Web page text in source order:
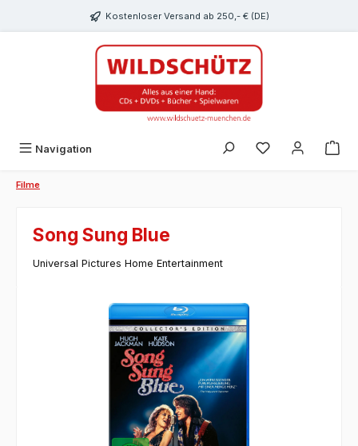
Kostenloser Versand ab 250,- € (DE)
Navigation Du hast 0
Filme
Song Sung Blue
Universal Pictures Home Entertainment
Bildergalerie überspringen